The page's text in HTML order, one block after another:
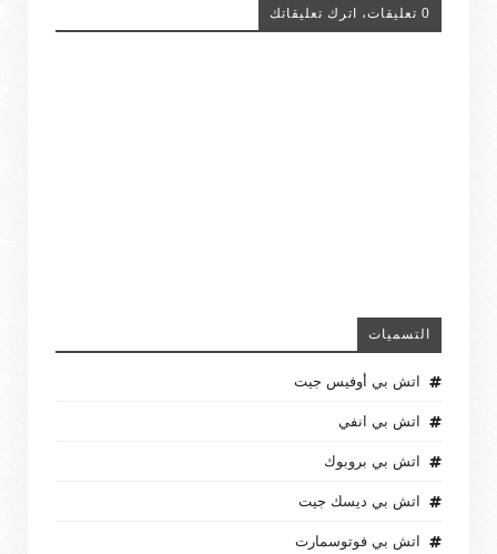
0 تعليقات، اترك تعليقاتك
التسميات
اتش بي أوفيس جيت
اتش بي انفي
اتش بي بروبوك
اتش بي ديسك جيت
اتش بي فوتوسمارت